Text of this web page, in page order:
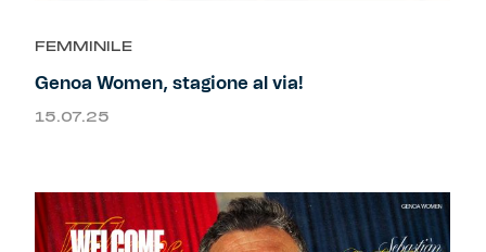
FEMMINILE
Genoa Women, stagione al via!
15.07.25